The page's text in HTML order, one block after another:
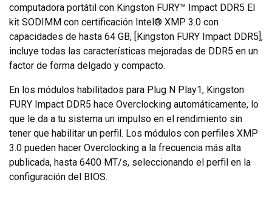
computadora portátil con Kingston FURY™ Impact DDR5 El
kit SODIMM con certificación Intel® XMP 3.0 con
capacidades de hasta 64 GB, [Kingston FURY Impact DDR5],
incluye todas las características mejoradas de DDR5 en un
factor de forma delgado y compacto.
En los módulos habilitados para Plug N Play1, Kingston
FURY Impact DDR5 hace Overclocking automáticamente, lo
que le da a tu sistema un impulso en el rendimiento sin
tener que habilitar un perfil. Los módulos con perfiles XMP
3.0 pueden hacer Overclocking a la frecuencia más alta
publicada, hasta 6400 MT/s, seleccionando el perfil en la
configuración del BIOS.